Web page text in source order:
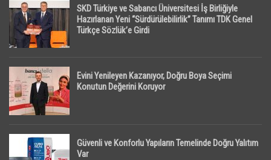
SKD Türkiye ve Sabancı Üniversitesi İş Birliğiyle
Hazırlanan Yeni “Sürdürülebilirlik” Tanımı TDK Genel
Türkçe Sözlük’e Girdi
Evini Yenileyen Kazanıyor, Doğru Boya Seçimi
Konutun Değerini Koruyor
Güvenli ve Konforlu Yapıların Temelinde Doğru Yalıtım
Var